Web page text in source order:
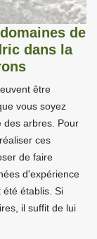
de
dans la
être
vous soyez
des arbres. Pour
ces
de faire
d'expérience
été établis. Si
il suffit de lui